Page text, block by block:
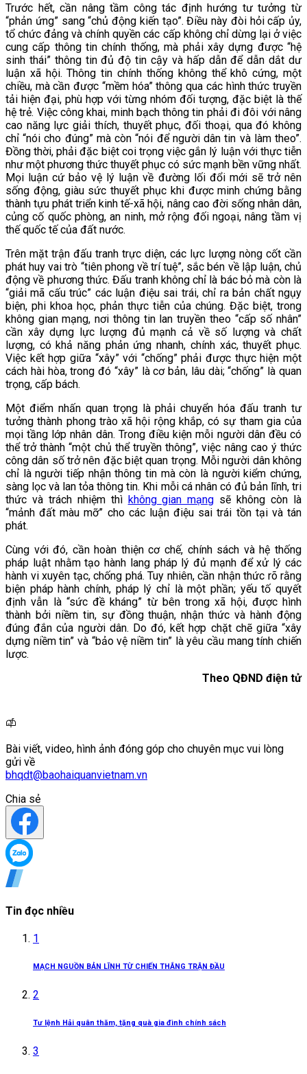
Trước hết, cần nâng tầm công tác định hướng tư tưởng từ
“phản ứng” sang “chủ động kiến tạo”. Điều này đòi hỏi cấp ủy,
tổ chức đảng và chính quyền các cấp không chỉ dừng lại ở việc
cung cấp thông tin chính thống, mà phải xây dựng được “hệ
sinh thái” thông tin đủ độ tin cậy và hấp dẫn để dẫn dắt dư
luận xã hội. Thông tin chính thống không thể khô cứng, một
chiều, mà cần được “mềm hóa” thông qua các hình thức truyền
tải hiện đại, phù hợp với từng nhóm đối tượng, đặc biệt là thế
hệ trẻ. Việc công khai, minh bạch thông tin phải đi đôi với nâng
cao năng lực giải thích, thuyết phục, đối thoại, qua đó không
chỉ “nói cho đúng” mà còn “nói để người dân tin và làm theo”.
Đồng thời, phải đặc biệt coi trọng việc gắn lý luận với thực tiễn
như một phương thức thuyết phục có sức mạnh bền vững nhất.
Mọi luận cứ bảo vệ lý luận về đường lối đổi mới sẽ trở nên
sống động, giàu sức thuyết phục khi được minh chứng bằng
thành tựu phát triển kinh tế-xã hội, nâng cao đời sống nhân dân,
củng cố quốc phòng, an ninh, mở rộng đối ngoại, nâng tầm vị
thế quốc tế của đất nước.
Trên mặt trận đấu tranh trực diện, các lực lượng nòng cốt cần
phát huy vai trò “tiên phong về trí tuệ”, sắc bén về lập luận, chủ
động về phương thức. Đấu tranh không chỉ là bác bỏ mà còn là
“giải mã cấu trúc” các luận điệu sai trái, chỉ ra bản chất ngụy
biện, phi khoa học, phản thực tiễn của chúng. Đặc biệt, trong
không gian mạng, nơi thông tin lan truyền theo “cấp số nhân”
cần xây dựng lực lượng đủ mạnh cả về số lượng và chất
lượng, có khả năng phản ứng nhanh, chính xác, thuyết phục.
Việc kết hợp giữa “xây” với “chống” phải được thực hiện một
cách hài hòa, trong đó “xây” là cơ bản, lâu dài; “chống” là quan
trọng, cấp bách.
Một điểm nhấn quan trọng là phải chuyển hóa đấu tranh tư
tưởng thành phong trào xã hội rộng khắp, có sự tham gia của
mọi tầng lớp nhân dân. Trong điều kiện mỗi người dân đều có
thể trở thành “một chủ thể truyền thông”, việc nâng cao ý thức
công dân số trở nên đặc biệt quan trọng. Mỗi người dân không
chỉ là người tiếp nhận thông tin mà còn là người kiểm chứng,
sàng lọc và lan tỏa thông tin. Khi mỗi cá nhân có đủ bản lĩnh, tri
thức và trách nhiệm thì không gian mạng sẽ không còn là
“mảnh đất màu mỡ” cho các luận điệu sai trái tồn tại và tán
phát.
Cùng với đó, cần hoàn thiện cơ chế, chính sách và hệ thống
pháp luật nhằm tạo hành lang pháp lý đủ mạnh để xử lý các
hành vi xuyên tạc, chống phá. Tuy nhiên, cần nhận thức rõ rằng
biện pháp hành chính, pháp lý chỉ là một phần; yếu tố quyết
định vẫn là “sức đề kháng” từ bên trong xã hội, được hình
thành bởi niềm tin, sự đồng thuận, nhận thức và hành động
đúng đắn của người dân. Do đó, kết hợp chặt chẽ giữa “xây
dựng niềm tin” và “bảo vệ niềm tin” là yêu cầu mang tính chiến
lược.
Theo QĐND điện tử
Bài viết, video, hình ảnh đóng góp cho chuyên mục vui lòng
gửi về
bhqdt@baohaiquanvietnam.vn
Chia sẻ
Tin đọc nhiều
1
MẠCH NGUỒN BẢN LĨNH TỪ CHIẾN THẮNG TRẬN ĐẦU
2
Tư lệnh Hải quân thăm, tặng quà gia đình chính sách
3